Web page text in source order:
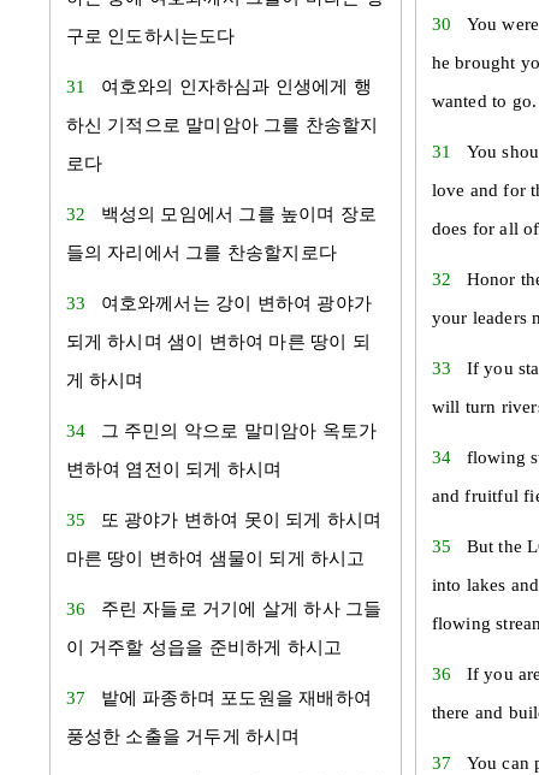
구로 인도하시는도다
31 여호와의 인자하심과 인생에게 행
하신 기적으로 말미암아 그를 찬송할지
로다
32 백성의 모임에서 그를 높이며 장로
들의 자리에서 그를 찬송할지로다
33 여호와께서는 강이 변하여 광야가
되게 하시며 샘이 변하여 마른 땅이 되
게 하시며
34
그 주민의 악으로 말미암아 옥토가
변하여 염전이 되게 하시며
35
또 광야가 변하여 못이 되게 하시며
마른 땅이 변하여 샘물이 되게 하시고
36 주린 자들로 거기에 살게 하사 그들
이 거주할 성읍을 준비하게 하시고
37 밭에 파종하며 포도원을 재배하여
풍성한 소출을 거두게 하시며
30 You
he brought
wanted to go.
31 You
love and for
does for all
32 Honor
your leaders
33 If you
will turn
34 flowing
and fruitful
35 But the
into lakes
flowing
36 If you
there and
37 You can